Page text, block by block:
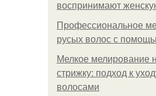
воспринимают
Профессиональное
русых волос с
Мелкое мелирование
стрижку: подход к
волосами